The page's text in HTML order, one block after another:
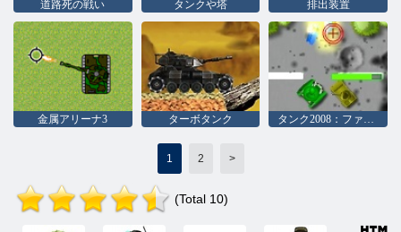
道路死の戦い タンクや塔 排出装置
金属アリーナ3 ターボタンク タンク2008：ファイナルアサルト
1 2 >
(Total 10)